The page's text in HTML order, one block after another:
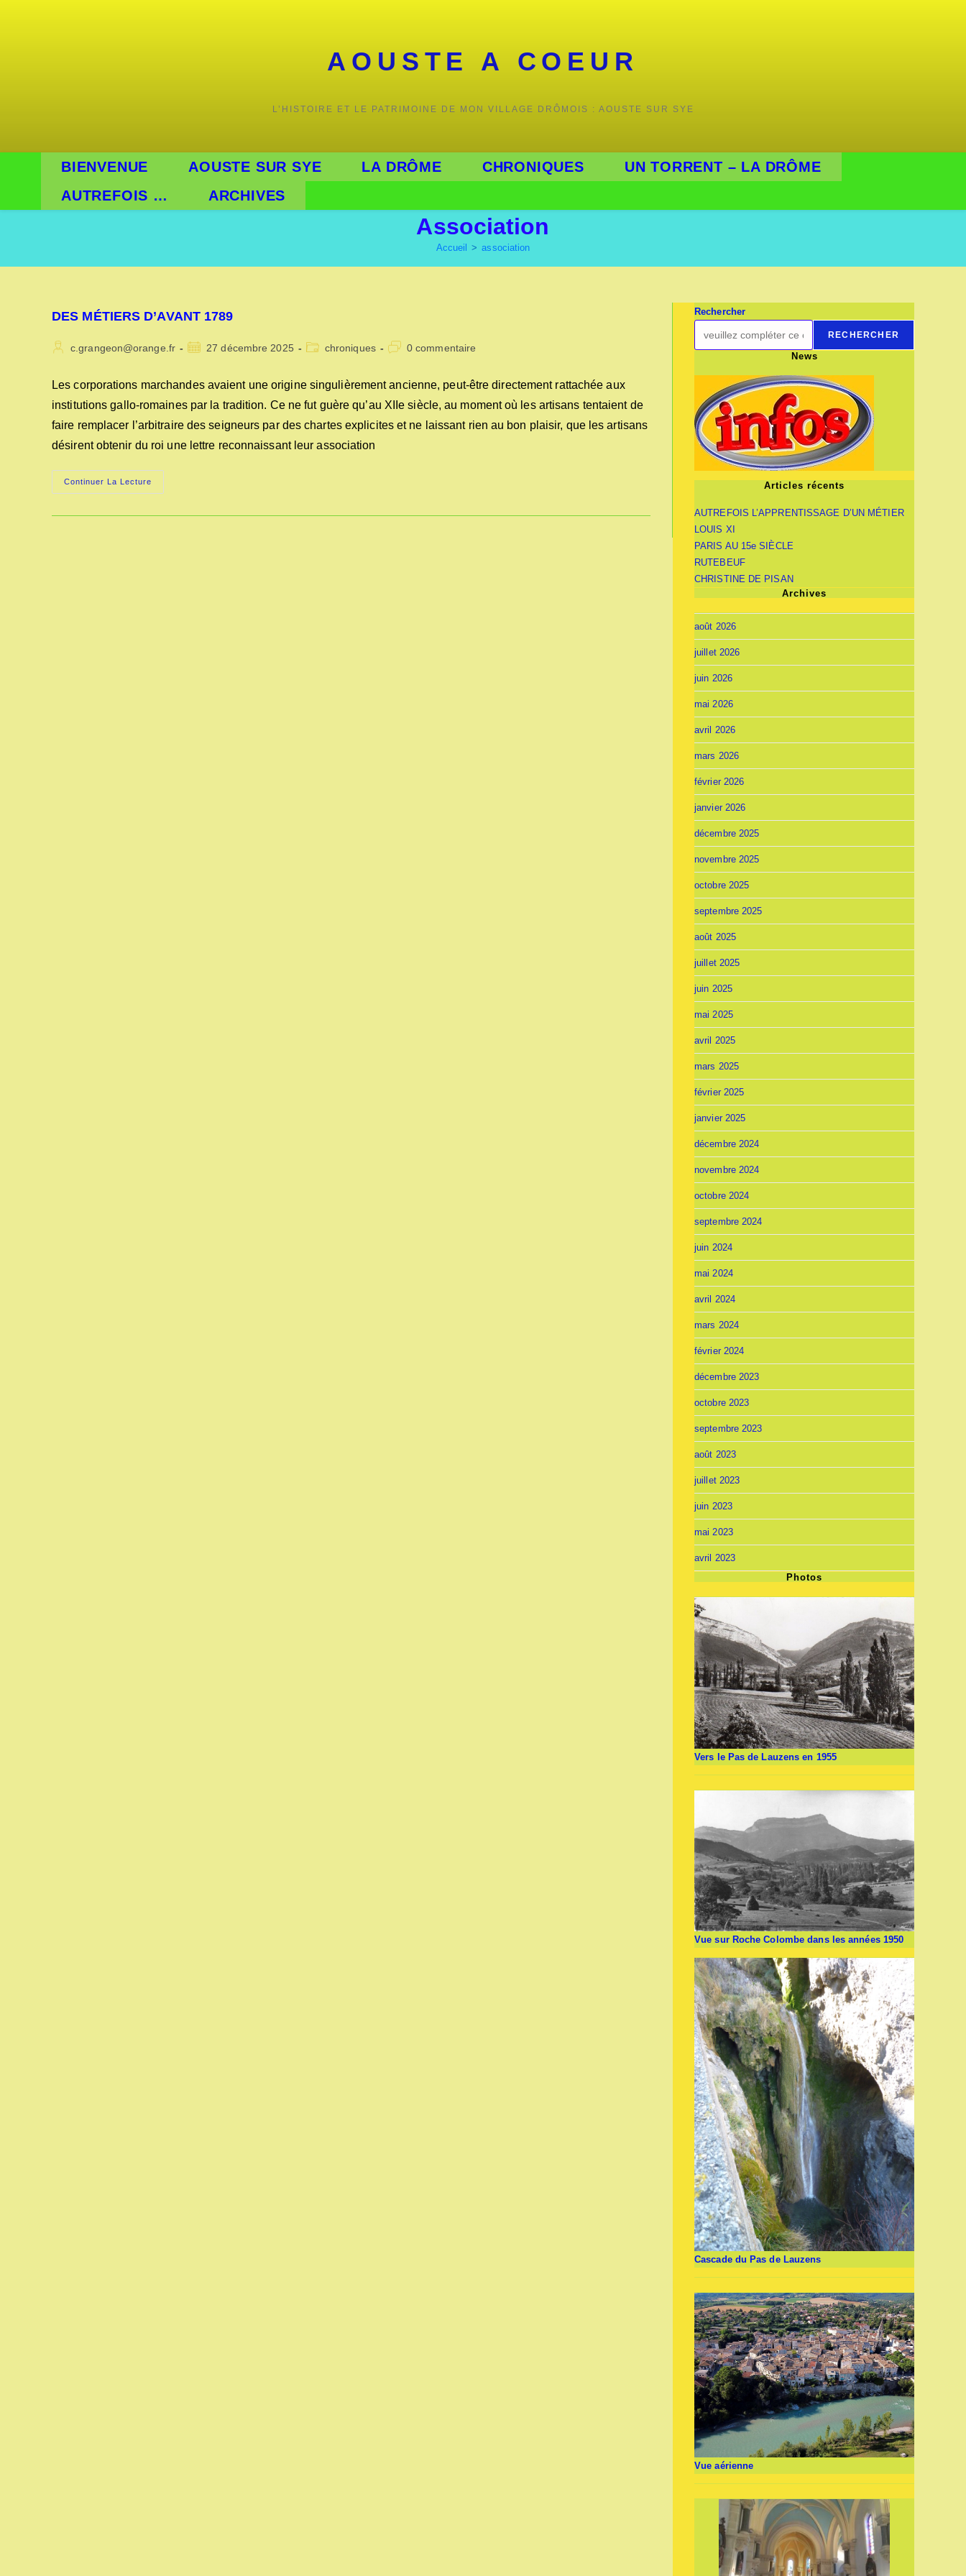
AOUSTE A COEUR
L’HISTOIRE ET LE PATRIMOINE DE MON VILLAGE DRÔMOIS : AOUSTE SUR SYE
BIENVENUE AOUSTE SUR SYE LA DRÔME CHRONIQUES
UN TORRENT – LA DRÔME
AUTREFOIS …
ARCHIVES
Association
Accueil > association
DES MÉTIERS D’AVANT 1789
Auteur/autrice
publication :
c.grangeon@orange.fr
Publication
27 décembre 2025
Postchroniques
Commentaires
publication :
0 commentaire
Les corporations marchandes avaient une origine singulièrement ancienne, peut-être directement rattachée aux
institutions gallo-romaines par la tradition. Ce ne fut guère qu’au XIIe siècle, au moment où les artisans tentaient de
faire remplacer l’arbitraire des seigneurs par des chartes explicites et ne laissant rien au bon plaisir, que les artisans
désirent obtenir du roi une lettre reconnaissant leur association
Continuer La Lecture
MÉTIERS
Rechercher
RECHERCHER
News
Articles récents
AUTREFOIS L’APPRENTISSAGE D’UN MÉTIER
LOUIS XI
PARIS AU 15e SIÈCLE
RUTEBEUF
CHRISTINE DE PISAN
Archives
août 2026
juillet 2026
juin 2026
mai 2026
avril 2026
mars 2026
février 2026
janvier 2026
décembre 2025
novembre 2025
octobre 2025
septembre 2025
août 2025
juillet 2025
juin 2025
mai 2025
avril 2025
mars 2025
février 2025
janvier 2025
décembre 2024
novembre 2024
octobre 2024
septembre 2024
juin 2024
mai 2024
avril 2024
mars 2024
février 2024
décembre 2023
octobre 2023
septembre 2023
août 2023
juillet 2023
juin 2023
mai 2023
avril 2023
Photos
Vers le Pas de Lauzens en 1955
Vue sur Roche Colombe dans les années 1950
Cascade du Pas de Lauzens
Vue aérienne